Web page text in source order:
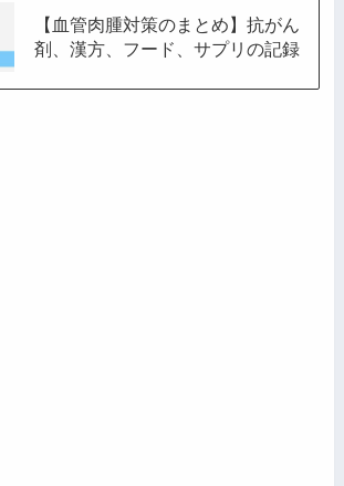
【血管肉腫対策のまとめ】抗がん
剤、漢方、フード、サプリの記録